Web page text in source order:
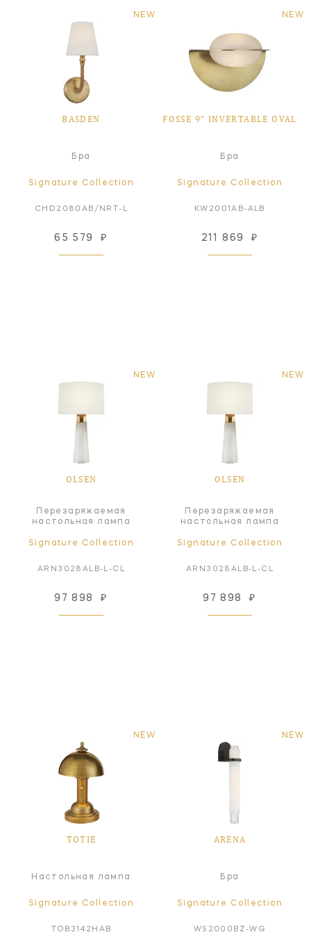
NEW
BASDEN
Бра
Signature Collection
CHD2080AB/NRT-L
65 579 ₽
NEW
FOSSE 9" INVERTABLE OVAL
Бра
Signature Collection
KW2001AB-ALB
211 869 ₽
NEW
OLSEN
Перезаряжаемая
настольная лампа
Signature Collection
ARN3028ALB-L-CL
97 898 ₽
NEW
OLSEN
Перезаряжаемая
настольная лампа
Signature Collection
ARN3028ALB-L-CL
97 898 ₽
NEW
TOTIE
Настольная лампа
Signature Collection
TOB3142HAB
NEW
ARENA
Бра
Signature Collection
WS2000BZ-WG